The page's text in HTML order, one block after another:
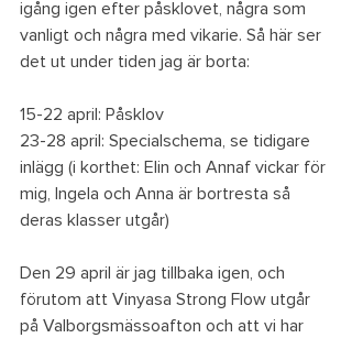
igång igen efter påsklovet, några som
vanligt och några med vikarie. Så här ser
det ut under tiden jag är borta:
15-22 april: Påsklov
23-28 april: Specialschema, se tidigare
inlägg (i korthet: Elin och Annaf vickar för
mig, Ingela och Anna är bortresta så
deras klasser utgår)
Den 29 april är jag tillbaka igen, och
förutom att Vinyasa Strong Flow utgår
på Valborgsmässoafton och att vi har